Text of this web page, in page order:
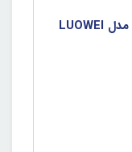
روغن فلکس رزين لووي مدل LUOWEI